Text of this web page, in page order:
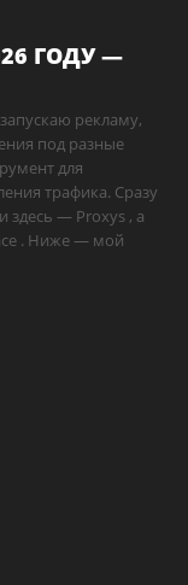
ГОДУ —
рекламу,
под разные
для
трафика. Сразу
здесь — Proxys , а
. Ниже — мой